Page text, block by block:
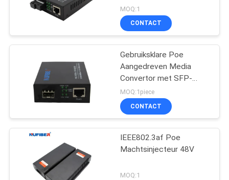
Vezelsc 20km van de
Convertor Enig Wijze
MOQ:1
CONTACT
Gebruiksklare Poe
Aangedreven Media
Convertor met SFP-
Groef
MOQ:1piece
CONTACT
IEEE802.3af Poe
Machtsinjecteur 48V
MOQ:1